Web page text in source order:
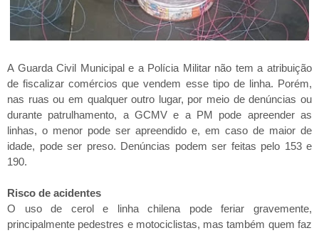
A Guarda Civil Municipal e a Polícia Militar não tem a atribuição
de fiscalizar comércios que vendem esse tipo de linha. Porém,
nas ruas ou em qualquer outro lugar, por meio de denúncias ou
durante patrulhamento, a GCMV e a PM pode apreender as
linhas, o menor pode ser apreendido e, em caso de maior de
idade, pode ser preso. Denúncias podem ser feitas pelo 153 e
190.
Risco de acidentes
O uso de cerol e linha chilena pode feriar gravemente,
principalmente pedestres e motociclistas, mas também quem faz